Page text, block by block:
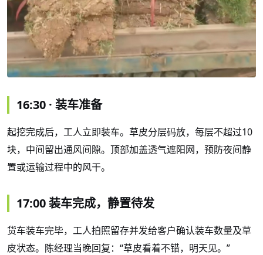
16:30 · 装车准备
起挖完成后，工人立即装车。草皮分层码放，每层不超过10
块，中间留出通风间隙。顶部加盖透气遮阳网，预防夜间静
置或运输过程中的风干。
17:00 装车完成，静置待发
货车装车完毕，工人拍照留存并发给客户确认装车数量及草
皮状态。陈经理当晚回复： “草皮看着不错，明天见。”